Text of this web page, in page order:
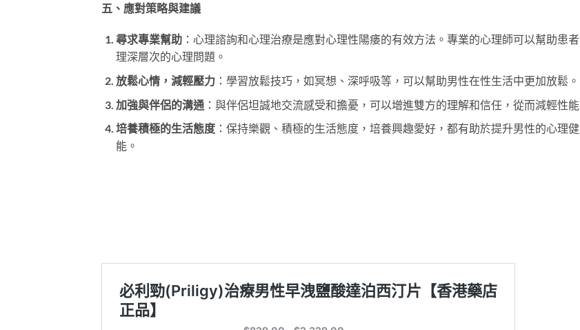
五、應對策略與建議
尋求專業幫助：心理諮詢和心理治療是應對心理性陽痿的有效方法。專業的心理師可以幫助患
理深層次的心理問題。
放鬆心情，減輕壓力：學習放鬆技巧，如冥想、深呼吸等，可以幫助男性在性生活中更加放鬆。
加強與伴侶的溝通：與伴侶坦誠地交流感受和擔憂，可以增進雙方的理解和信任，從而減輕性能
培養積極的生活態度：保持樂觀、積極的生活態度，培養興趣愛好，都有助於提升男性的心理
能。